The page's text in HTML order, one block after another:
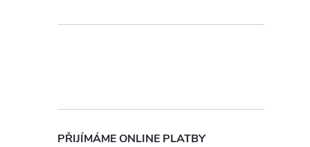
p
e
PŘIJÍMÁME ONLINE PLATBY